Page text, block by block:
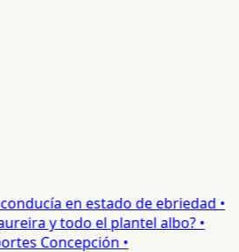
en estado de ebriedad •
y todo el plantel albo? •
Concepción •